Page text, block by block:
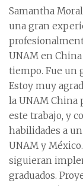
Samantha
una gran
UNAM en
tiempo. Fue un
Estoy muy
la UNAM China
este trabajo, y
habilidades a
UNAM y
siguieran
graduados.